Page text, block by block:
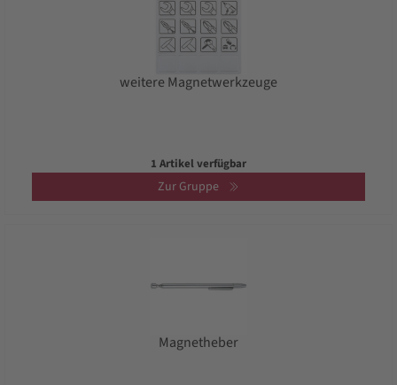
weitere Magnetwerkzeuge
1 Artikel verfügbar
Zur Gruppe
Magnetheber